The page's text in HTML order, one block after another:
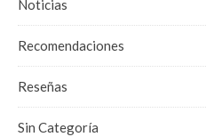
Noticias
Recomendaciones
Reseñas
Sin Categoría